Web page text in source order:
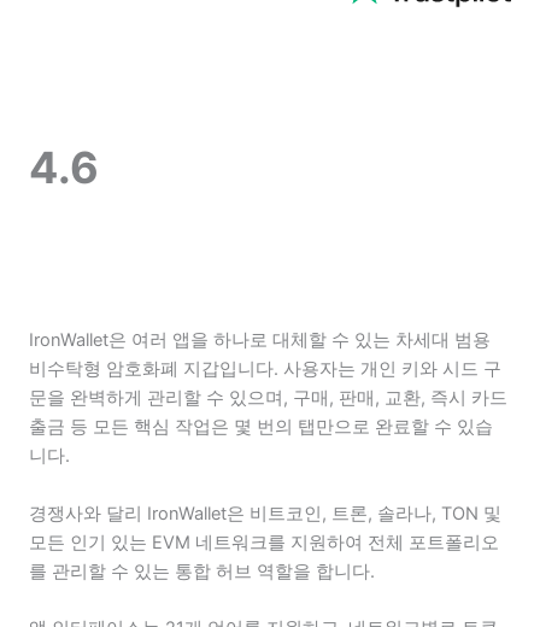
4.6
IronWallet은 여러 앱을 하나로 대체할 수 있는 차세대 범용
비수탁형 암호화폐 지갑입니다. 사용자는 개인 키와 시드 구
문을 완벽하게 관리할 수 있으며, 구매, 판매, 교환, 즉시 카드
출금 등 모든 핵심 작업은 몇 번의 탭만으로 완료할 수 있습
니다.
경쟁사와 달리 IronWallet은 비트코인, 트론, 솔라나, TON 및
모든 인기 있는 EVM 네트워크를 지원하여 전체 포트폴리오
를 관리할 수 있는 통합 허브 역할을 합니다.